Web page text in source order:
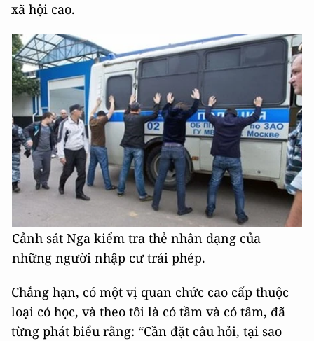
xã hội cao.
Cảnh sát Nga kiểm tra thẻ nhân dạng của
những người nhập cư trái phép.
Chẳng hạn, có một vị quan chức cao cấp thuộc
loại có học, và theo tôi là có tầm và có tâm, đã
từng phát biểu rằng: “Cần đặt câu hỏi, tại sao